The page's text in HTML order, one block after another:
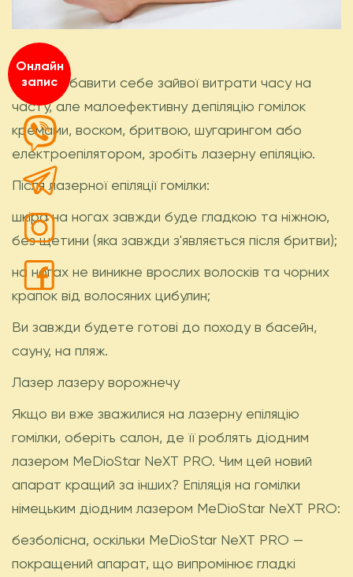
Щоб позбавити себе зайвої витрати часу на
часту, але малоефективну депіляцію гомілок
кремами, воском, бритвою, шугарингом або
електроепілятором, зробіть лазерну епіляцію.
Після лазерної епіляції гомілки:
шкіра на ногах завжди буде гладкою та ніжною,
без щетини (яка завжди з'являється після бритви);
на ногах не виникне врослих волосків та чорних
крапок від волосяних цибулин;
Ви завжди будете готові до походу в басейн,
сауну, на пляж.
Лазер лазеру ворожнечу
Якщо ви вже зважилися на лазерну епіляцію
гомілки, оберіть салон, де її роблять діодним
лазером MeDioStar NеXT PRO. Чим цей новий
апарат кращий за інших? Епіляція на гомілки
німецьким діодним лазером MeDioStar NеXT PRO:
безболісна, оскільки MeDioStar NеXT PRO —
покращений апарат, що випромінює гладкі
Онлайн
запис